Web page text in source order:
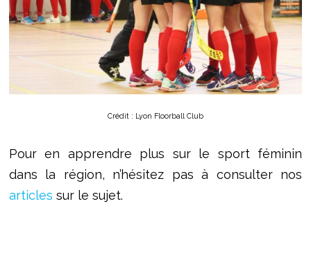
Crédit : Lyon Floorball Club
Pour en apprendre plus sur le sport féminin
dans la région, n’hésitez pas à consulter nos
articles sur le sujet.